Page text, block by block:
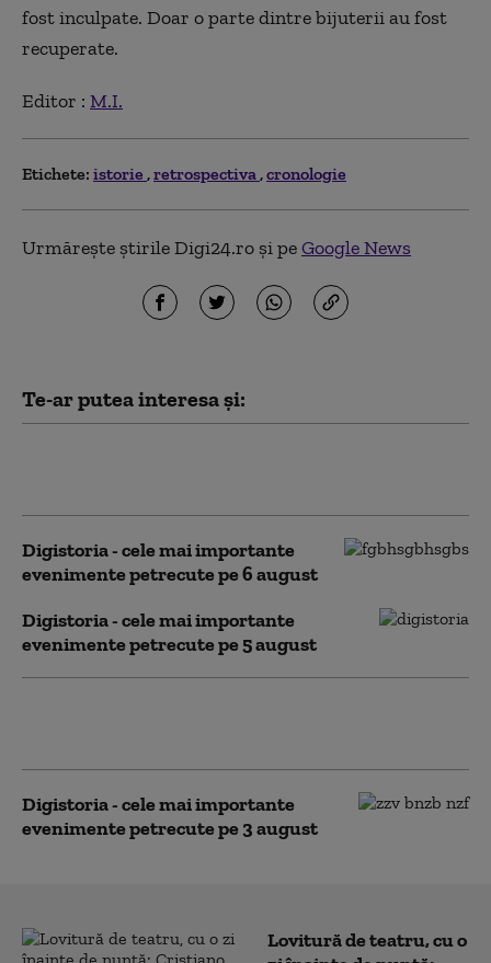
fost inculpate. Doar o parte dintre bijuterii au fost
recuperate.
Editor : M.I.
Etichete: istorie retrospectiva cronologie
Urmărește știrile Digi24.ro și peGoogle News
Te-ar putea interesa și:
Digistoria - cele mai importante
evenimente petrecute pe 6 august
Digistoria - cele mai importante
evenimente petrecute pe 5 august
Digistoria - cele mai importante
evenimente petrecute pe 3 august
Lovitură de teatru, cu o